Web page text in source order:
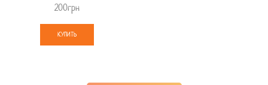
200грн
КУПИТЬ